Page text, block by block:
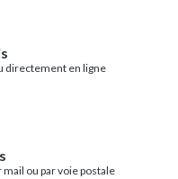
directement en ligne
ou par voie postale